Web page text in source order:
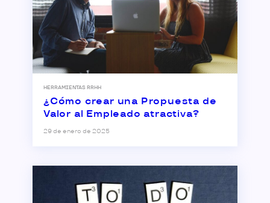
HERRAMIENTAS RRHH
¿Cómo crear una Propuesta de
Valor al Empleado atractiva?
29 de enero de 2025